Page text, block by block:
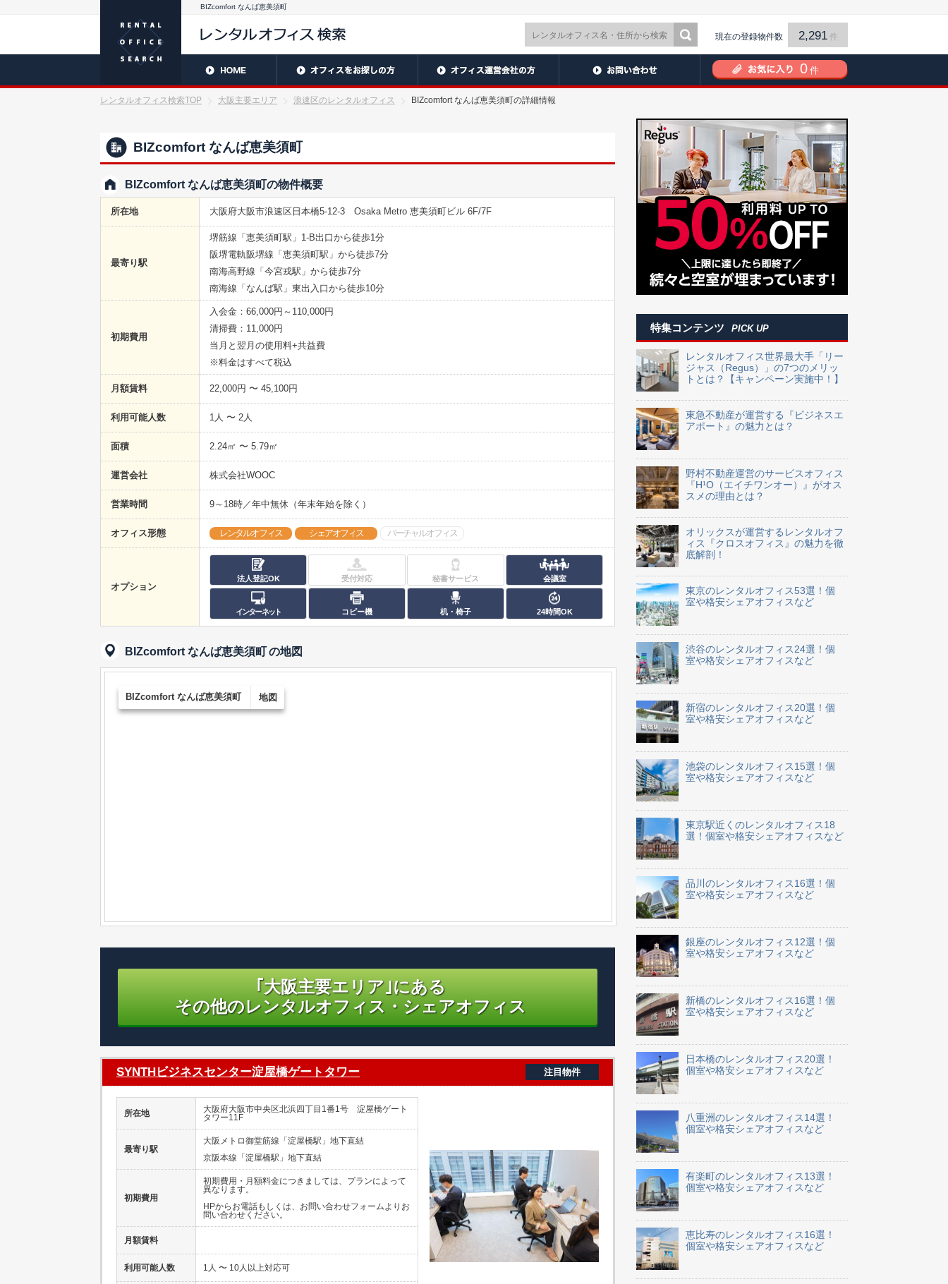
BIZcomfort なんば恵美須町
現在の登録物件数 2,291 件
0 件
レンタルオフィス検索TOP 大阪主要エリア 浪速区のレンタルオフィス BIZcomfort なんば恵美須町の詳細情報
BIZcomfort なんば恵美須町
BIZcomfort なんば恵美須町の物件概要
所在地 大阪府大阪市浪速区日本橋5-12-3 Osaka Metro 恵美須町ビル 6F/7F
最寄り駅
堺筋線「恵美須町駅」1-B出口から徒歩1分
阪堺電軌阪堺線「恵美須町駅」から徒歩7分
南海高野線「今宮戎駅」から徒歩7分
南海線「なんば駅」東出入口から徒歩10分
初期費用
入会金：66,000円～110,000円
清掃費：11,000円
当月と翌月の使用料+共益費
※料金はすべて税込
月額賃料 22,000円 〜 45,100円
利用可能人数 1人 〜 2人
面積 2.24㎡ 〜 5.79㎡
運営会社 株式会社WOOC
営業時間 9～18時／年中無休（年末年始を除く）
オフィス形態 レンタルオフィス シェアオフィス バーチャルオフィス
オプション
法人登記OK 受付対応 秘書サービス 会議室
インターネット コピー機 机・椅子 24時間OK
BIZcomfort なんば恵美須町の地図
BIZcomfort なんば恵美須町 地図
｢大阪主要エリア｣にある
その他のレンタルオフィス・シェアオフィス
SYNTHビジネスセンター淀屋橋ゲートタワー 注目物件
所在地
大阪府大阪市中央区北浜四丁目1番1号 淀屋橋ゲート
タワー11F
最寄り駅
大阪メトロ御堂筋線「淀屋橋駅」地下直結
京阪本線「淀屋橋駅」地下直結
初期費用
初期費用・月額料金につきましては、プランによって
異なります。
HPからお電話もしくは、お問い合わせフォームよりお
問い合わせください。
月額賃料
利用可能人数 1人 〜 10人以上対応可
特集コンテンツ PICK UP
レンタルオフィス世界最大手「リー
ジャス（Regus）」の7つのメリッ
トとは？【キャンペーン実施中！】
東急不動産が運営する『ビジネスエ
アポート』の魅力とは？
野村不動産運営のサービスオフィス
『H¹O（エイチワンオー）』がオス
スメの理由とは？
オリックスが運営するレンタルオフ
ィス『クロスオフィス』の魅力を徹
底解剖！
東京のレンタルオフィス53選！個
室や格安シェアオフィスなど
渋谷のレンタルオフィス24選！個
室や格安シェアオフィスなど
新宿のレンタルオフィス20選！個
室や格安シェアオフィスなど
池袋のレンタルオフィス15選！個
室や格安シェアオフィスなど
東京駅近くのレンタルオフィス18
選！個室や格安シェアオフィスなど
品川のレンタルオフィス16選！個
室や格安シェアオフィスなど
銀座のレンタルオフィス12選！個
室や格安シェアオフィスなど
新橋のレンタルオフィス16選！個
室や格安シェアオフィスなど
日本橋のレンタルオフィス20選！
個室や格安シェアオフィスなど
八重洲のレンタルオフィス14選！
個室や格安シェアオフィスなど
有楽町のレンタルオフィス13選！
個室や格安シェアオフィスなど
恵比寿のレンタルオフィス16選！
個室や格安シェアオフィスなど